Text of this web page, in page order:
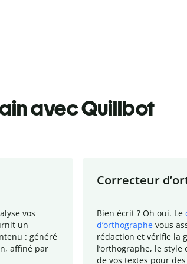
avec Quillbot
vos
un
: généré
affiné par
Correcteur d’
Bien écrit ? Oh oui. Le
d’orthographe vous
rédaction et vérifie la
l’orthographe, le style
de vos textes pour